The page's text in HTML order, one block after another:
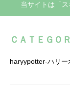
当サイトは「
ＣＡＴＥＧＯ
haryypotter-ハリー